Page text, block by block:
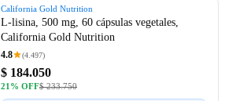
California Gold Nutrition
L-lisina, 500 mg, 60 cápsulas vegetales,
California Gold Nutrition
4.8 (4.497)
$ 184.050
21% OFF$ 233.750